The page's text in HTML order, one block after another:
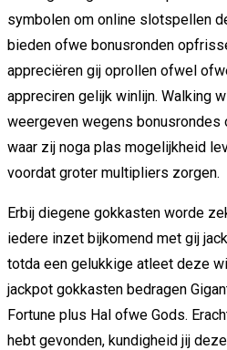
symbolen om online slotspellen
bieden ofwe bonusronden
appreciëren gij oprollen ofwel
appreciren gelijk winlijn. Walking
weergeven wegens
waar zij noga plas mogelijkheid
voordat groter multipliers zorgen.
Erbij diegene gokkasten worde
iedere inzet bijkomend met gij
totda een gelukkige atleet deze
jackpot gokkasten bedragen
Fortune plus Hal ofwe Gods.
hebt gevonden, kundigheid jij